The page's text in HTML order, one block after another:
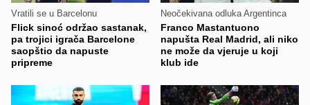
Vratili se u Barcelonu
Flick sinoć održao sastanak,
pa trojici igrača Barcelone
saopštio da napuste
pripreme
Neočekivana odluka Argentinca
Franco Mastantuono
napušta Real Madrid, ali niko
ne može da vjeruje u koji
klub ide